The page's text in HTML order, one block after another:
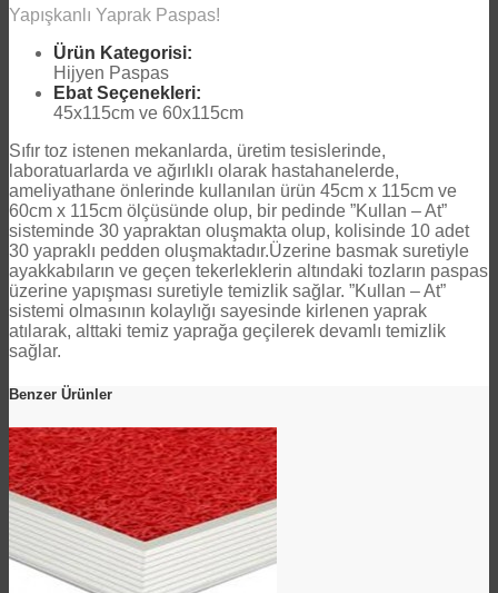
Yapışkanlı Yaprak Paspas!
Ürün Kategorisi:
Hijyen Paspas
Ebat Seçenekleri:
45x115cm ve 60x115cm
Sıfır toz istenen mekanlarda, üretim tesislerinde,
laboratuarlarda ve ağırlıklı olarak hastahanelerde,
ameliyathane önlerinde kullanılan ürün 45cm x 115cm ve
60cm x 115cm ölçüsünde olup, bir pedinde ”Kullan – At”
sisteminde 30 yapraktan oluşmakta olup, kolisinde 10 adet
30 yapraklı pedden oluşmaktadır.Üzerine basmak suretiyle
ayakkabıların ve geçen tekerleklerin altındaki tozların paspas
üzerine yapışması suretiyle temizlik sağlar. ”Kullan – At”
sistemi olmasının kolaylığı sayesinde kirlenen yaprak
atılarak, alttaki temiz yaprağa geçilerek devamlı temizlik
sağlar.
Benzer Ürünler